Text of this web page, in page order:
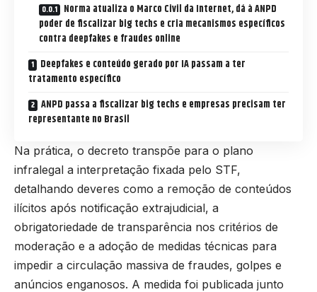
Norma atualiza o Marco Civil da Internet, dá à ANPD
poder de fiscalizar big techs e cria mecanismos específicos
contra deepfakes e fraudes online
Deepfakes e conteúdo gerado por IA passam a ter
tratamento específico
ANPD passa a fiscalizar big techs e empresas precisam ter
representante no Brasil
Na prática, o decreto transpõe para o plano
infralegal a interpretação fixada pelo STF,
detalhando deveres como a remoção de conteúdos
ilícitos após notificação extrajudicial, a
obrigatoriedade de transparência nos critérios de
moderação e a adoção de medidas técnicas para
impedir a circulação massiva de fraudes, golpes e
anúncios enganosos. A medida foi publicada junto